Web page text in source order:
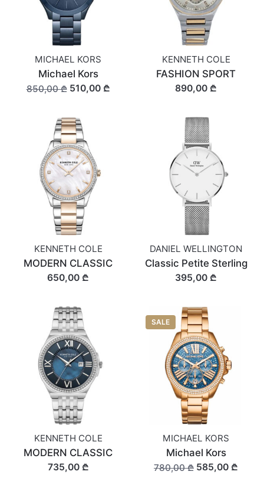
MICHAEL KORS
Michael Kors
850,00 ₾510,00 ₾
KENNETH COLE
FASHION SPORT
890,00 ₾
KENNETH COLE
MODERN CLASSIC
650,00 ₾
DANIEL WELLINGTON
Classic Petite Sterling
395,00 ₾
KENNETH COLE
MODERN CLASSIC
735,00 ₾
SALE
MICHAEL KORS
Michael Kors
780,00 ₾ 585,00 ₾